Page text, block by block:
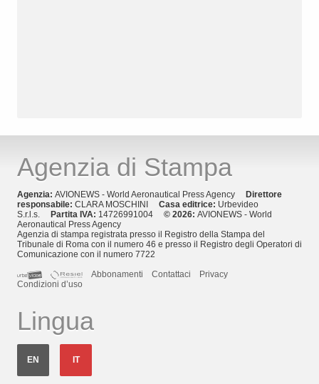
Agenzia di Stampa
Agenzia: AVIONEWS - World Aeronautical Press Agency
Direttore
responsabile: CLARA MOSCHINI Casa editrice: Urbevideo
S.r.l.s.
Partita IVA: 14726991004 © 2026: AVIONEWS - World
Aeronautical Press Agency
Agenzia di stampa registrata presso il Registro della Stampa del
Tribunale di Roma con il numero 46 e presso il Registro degli Operatori di
Comunicazione con il numero 7722
Abbonamenti
Contattaci
Privacy
Condizioni d’uso
Lingua
EN IT